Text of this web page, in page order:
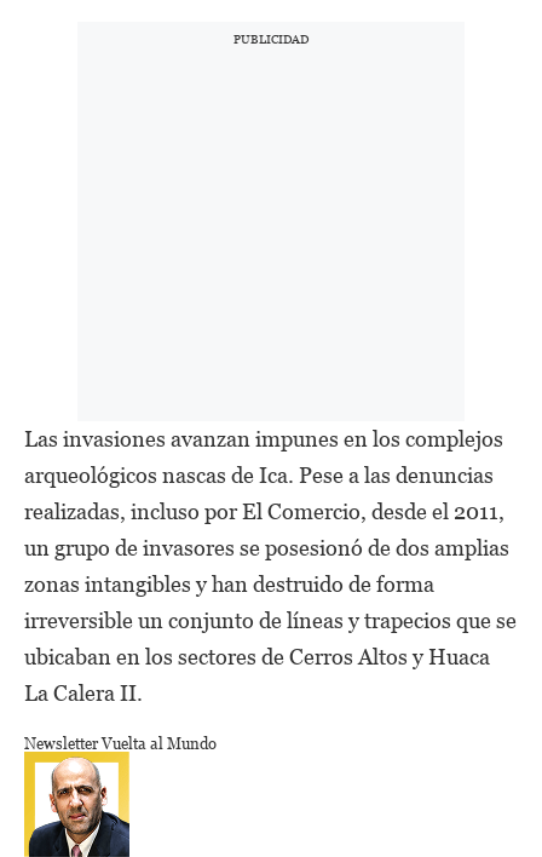
Las invasiones avanzan impunes en los complejos
arqueológicos nascas de Ica. Pese a las denuncias
realizadas, incluso por El Comercio, desde el 2011,
un grupo de invasores se posesionó de dos amplias
zonas intangibles y han destruido de forma
irreversible un conjunto de líneas y trapecios que se
ubicaban en los sectores de Cerros Altos y Huaca
La Calera II.
Newsletter Vuelta al Mundo